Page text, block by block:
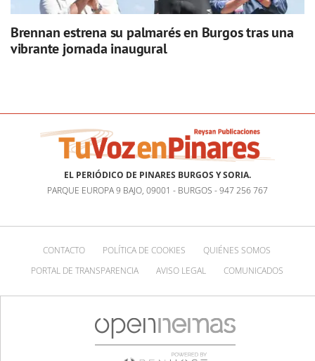
Brennan estrena su palmarés en Burgos tras una
vibrante jornada inaugural
EL PERIÓDICO DE PINARES BURGOS Y SORIA.
PARQUE EUROPA 9 BAJO, 09001 - BURGOS - 947 256 767
CONTACTO POLÍTICA DE COOKIES
QUIÉNES SOMOS
PORTAL DE TRANSPARENCIA
AVISO LEGAL COMUNICADOS